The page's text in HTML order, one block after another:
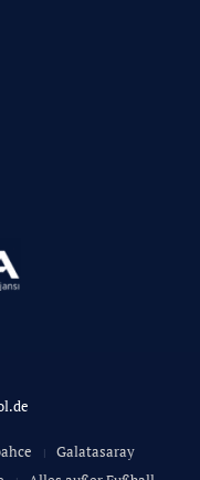
Galatasaray